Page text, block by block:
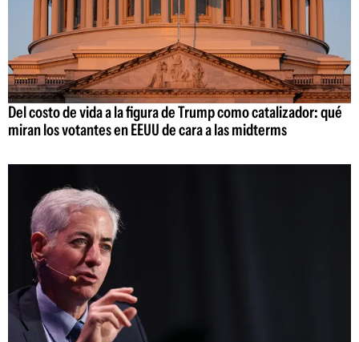
Del costo de vida a la figura de Trump como catalizador: qué
miran los votantes en EEUU de cara a las midterms